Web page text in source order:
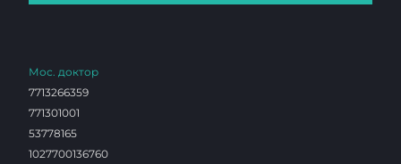
Мос. доктор
7713266359
771301001
53778165
1027700136760